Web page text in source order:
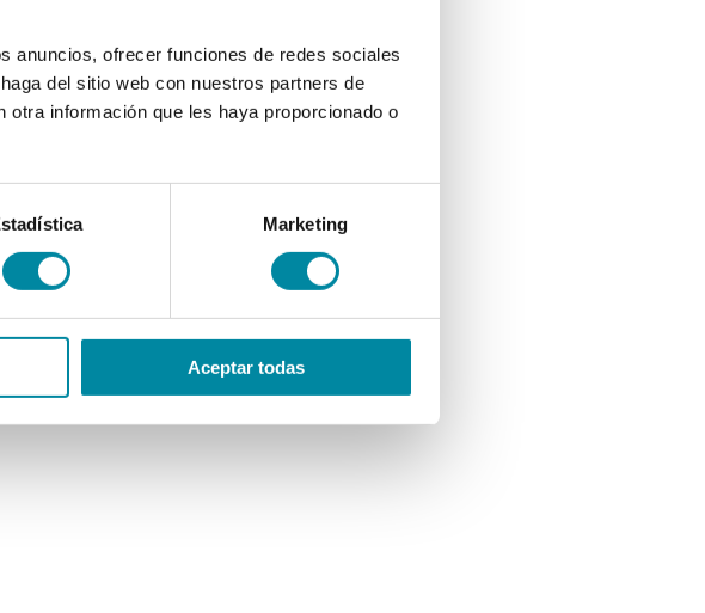
anuncios, ofrecer funciones de redes sociales
del sitio web con nuestros partners de
información que les haya proporcionado o
Marketing
Aceptar todas